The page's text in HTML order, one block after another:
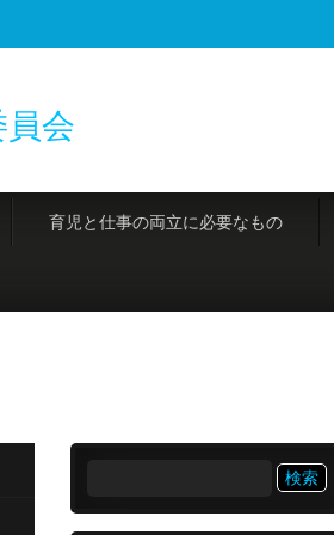
会
育児と仕事の両立に必要なもの